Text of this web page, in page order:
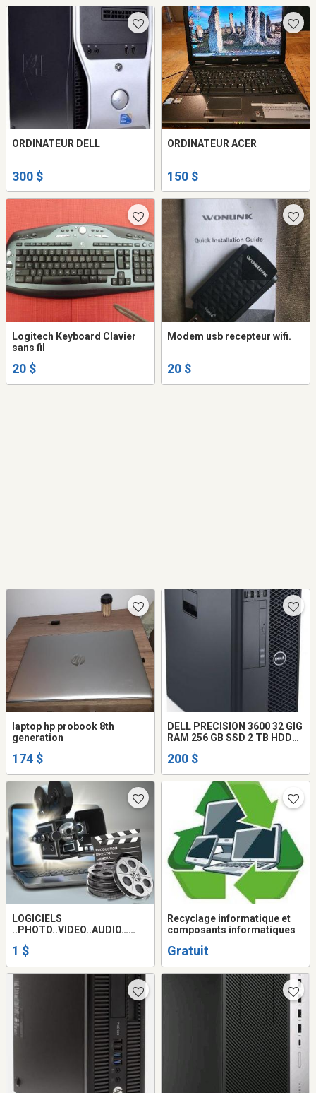
ORDINATEUR DELL
300 $
ORDINATEUR ACER
150 $
Logitech Keyboard Clavier
sans fil
20 $
Modem usb recepteur wifi.
20 $
laptop hp probook 8th
generation
174 $
DELL PRECISION 3600 32 GIG
RAM 256 GB SSD 2 TB HDD
200 $
LOGICIELS
..PHOTO..VIDEO..AUDIO…
1 $
Recyclage informatique et
composants informatiques
Gratuit